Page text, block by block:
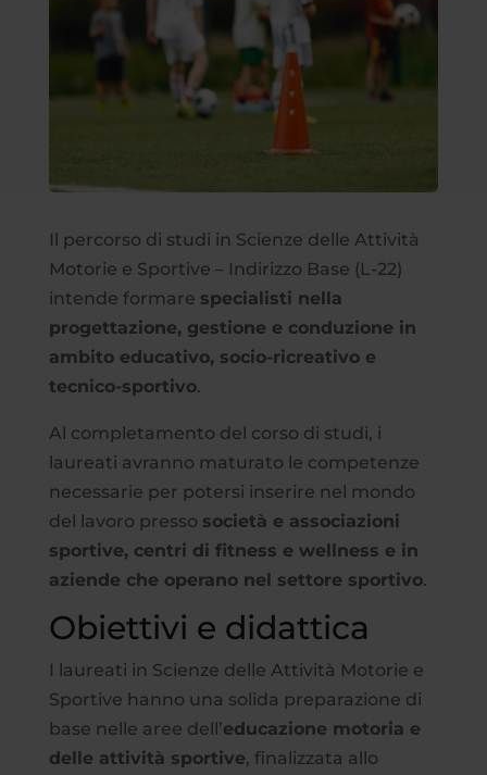
Il percorso di studi in Scienze delle Attività
Motorie e Sportive – Indirizzo Base (L-22)
intende formare specialisti nella
progettazione, gestione e conduzione in
ambito educativo, socio-ricreativo e
tecnico-sportivo.
Al completamento del corso di studi, i
laureati avranno maturato le competenze
necessarie per potersi inserire nel mondo
del lavoro presso società e associazioni
sportive, centri di fitness e wellness e in
aziende che operano nel settore sportivo.
Obiettivi e didattica
I laureati in Scienze delle Attività Motorie e
Sportive hanno una solida preparazione di
base nelle aree dell’educazione motoria e
delle attività sportive, finalizzata allo